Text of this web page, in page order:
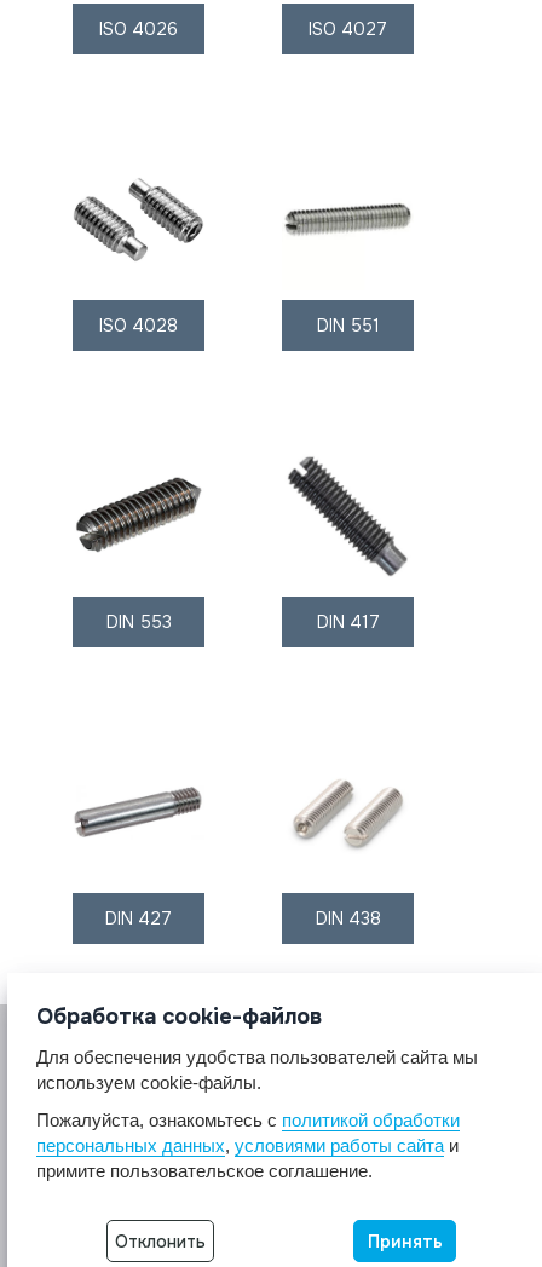
ISO 4026 ISO 4027
ISO 4028 DIN 551
DIN 553 DIN 417
DIN 427 DIN 438
© 2017 A2A4
Крепеж из нержавеющей стали А2 А4.
Разработка сайта -
Неткам
Обработка cookie-файлов
Для обеспечения удобства пользователей сайта мы
используем cookie-файлы.
Пожалуйста, ознакомьтесь с политикой обработки
персональных данных, условиями работы сайта и
примите пользовательское соглашение.
Отклонить Принять